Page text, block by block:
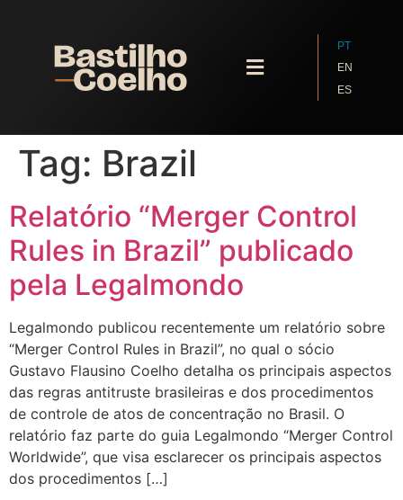
PT
EN
ES
Tag: Brazil
Relatório “Merger Control
Rules in Brazil” publicado
pela Legalmondo
Legalmondo publicou recentemente um relatório sobre
“Merger Control Rules in Brazil”, no qual o sócio
Gustavo Flausino Coelho detalha os principais aspectos
das regras antitruste brasileiras e dos procedimentos
de controle de atos de concentração no Brasil. O
relatório faz parte do guia Legalmondo “Merger Control
Worldwide”, que visa esclarecer os principais aspectos
dos procedimentos […]